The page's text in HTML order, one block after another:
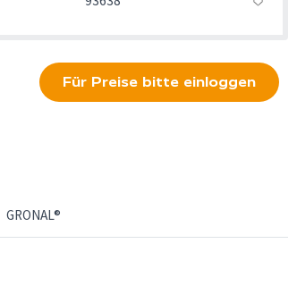
Für Preise bitte einloggen
GRONAL®